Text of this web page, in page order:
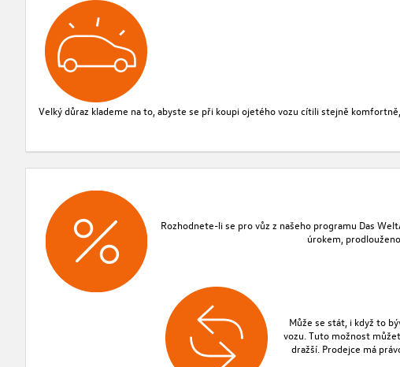
Velký důraz klademe na to, abyste se při koupi ojetého vozu cítili stejně
Rozhodnete-li se pro vůz z našeho programu Das
úrokem,
Může se stát, i když to
vozu. Tuto možnost
dražší. Prodejce má